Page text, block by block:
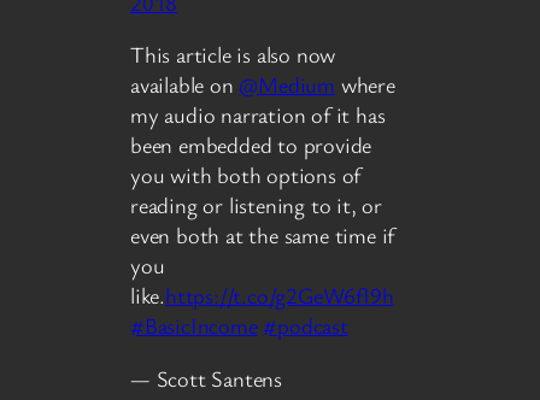
This article is also now
available on @Medium where
my audio narration of it has
been embedded to provide
you with both options of
reading or listening to it, or
even both at the same time if
you
like.https://t.co/g2GeW6fI9h
#BasicIncome #podcast
— Scott Santens